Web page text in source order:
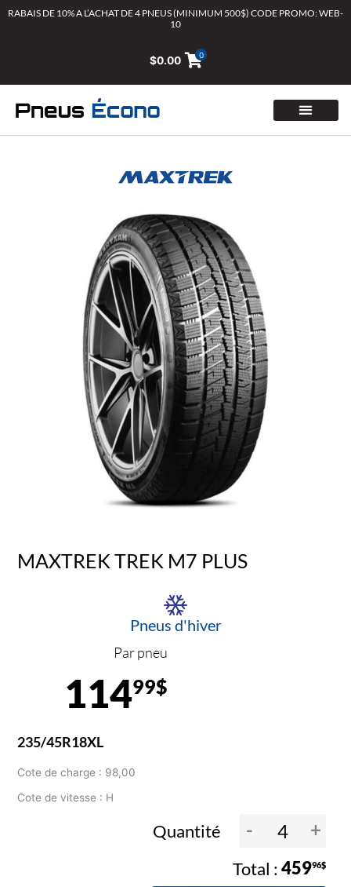
AllerRABAIS DE 10% A L’ACHAT DE 4 PNEUS (MINIMUM 500$) CODE PROMO: WEB-
10
$0.00 0
MAXTREK TREK M7 PLUS
Pneus d'hiver
Par pneu
11499$
235/45R18XL
Cote de charge : 98,00
Cote de vitesse : H
Quantité - +
45996$